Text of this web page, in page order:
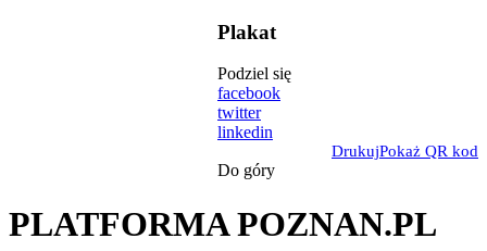
Plakat
Podziel się
facebook
twitter
linkedin
DrukujPokaż QR kod
Do góry
PLATFORMA POZNAN.PL